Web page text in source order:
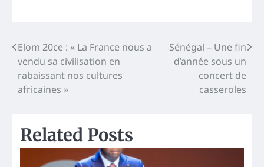
Post
navigation
Elom 20ce : « La France nous a
vendu sa civilisation en
rabaissant nos cultures
africaines »
Sénégal – Une fin
d’année sous un
concert de
casseroles
Related Posts